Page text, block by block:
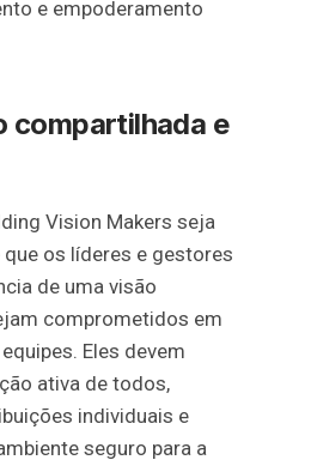
e empoderamento
compartilhada e
Vision Makers seja
os líderes e gestores
de uma visão
comprometidos em
Eles devem
ativa de todos,
individuais e
seguro para a